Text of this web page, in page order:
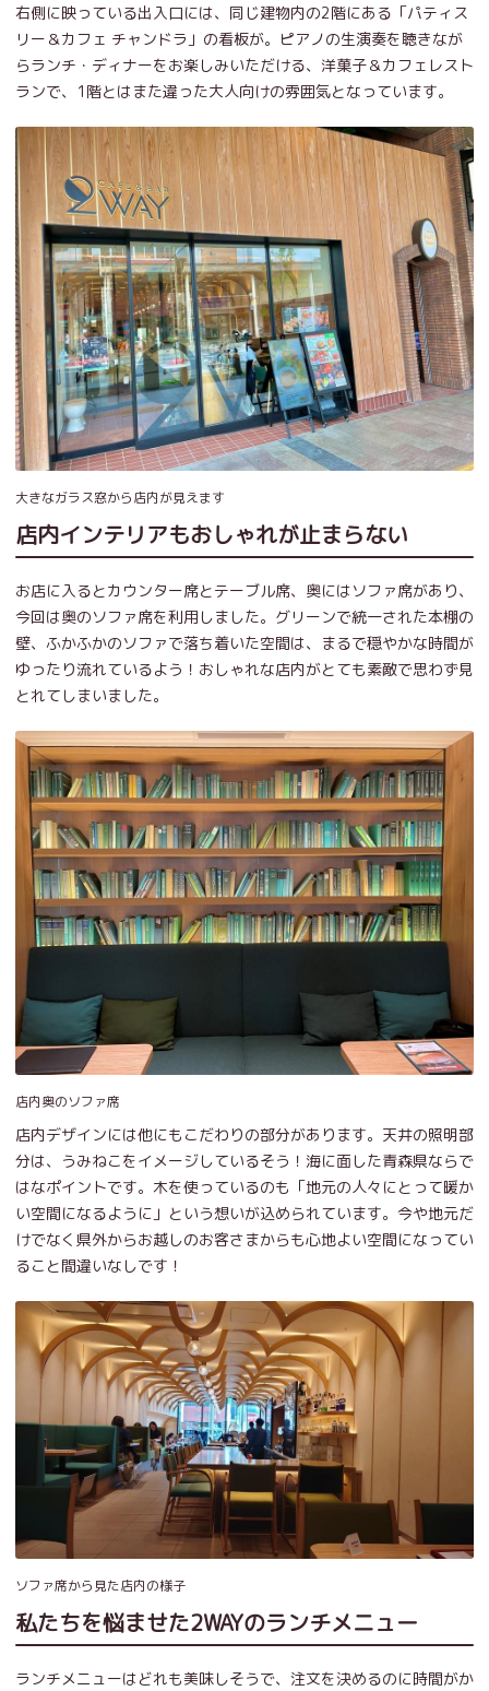
右側に映っている出入口には、同じ建物内の2階にある「パティス
リー＆カフェ チャンドラ」の看板が。ピアノの生演奏を聴きなが
らランチ・ディナーをお楽しみいただける、洋菓子＆カフェレスト
ランで、1階とはまた違った大人向けの雰囲気となっています。
大きなガラス窓から店内が見えます
店内インテリアもおしゃれが止まらない
お店に入るとカウンター席とテーブル席、奥にはソファ席があり、
今回は奥のソファ席を利用しました。グリーンで統一された本棚の
壁、ふかふかのソファで落ち着いた空間は、まるで穏やかな時間が
ゆったり流れているよう！おしゃれな店内がとても素敵で思わず見
とれてしまいました。
店内奥のソファ席
店内デザインには他にもこだわりの部分があります。天井の照明部
分は、うみねこをイメージしているそう！海に面した青森県ならで
はなポイントです。木を使っているのも「地元の人々にとって暖か
い空間になるように」という想いが込められています。今や地元だ
けでなく県外からお越しのお客さまからも心地よい空間になってい
ること間違いなしです！
ソファ席から見た店内の様子
私たちを悩ませた2WAYのランチメニュー
ランチメニューはどれも美味しそうで、注文を決めるのに時間がか